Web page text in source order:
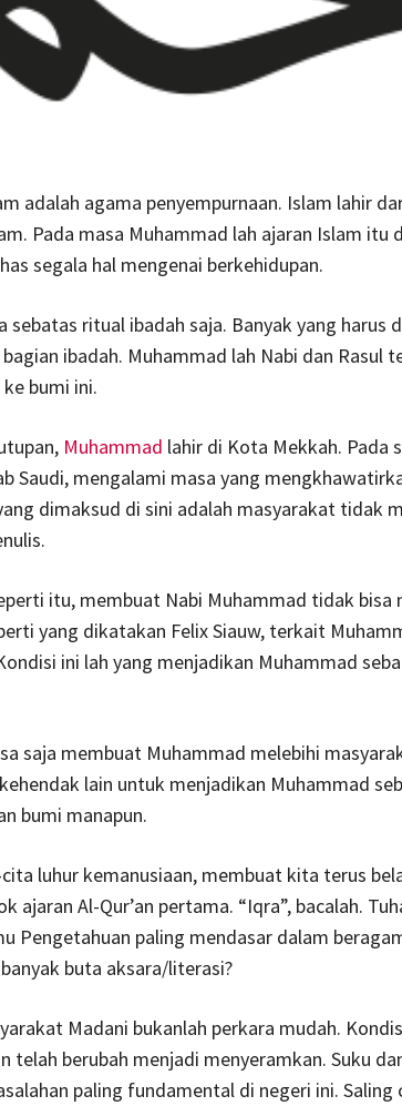
adalah agama penyempurnaan. Islam lahir
Pada masa Muhammad lah ajaran Islam itu
segala hal mengenai berkehidupan.
sebatas ritual ibadah saja. Banyak yang harus
ibadah. Muhammad lah Nabi dan Rasul
bumi ini.
Muhammad lahir di Kota Mekkah. Pada
Saudi, mengalami masa yang
dimaksud di sini adalah masyarakat tidak
itu, membuat Nabi Muhammad tidak bisa
yang dikatakan Felix Siauw, terkait
ini lah yang menjadikan Muhammad
saja membuat Muhammad melebihi
lain untuk menjadikan Muhammad
bumi manapun.
luhur kemanusiaan, membuat kita terus
ajaran Al-Qur’an pertama. “Iqra”, bacalah.
Pengetahuan paling mendasar dalam
buta aksara/literasi?
Madani bukanlah perkara mudah.
telah berubah menjadi menyeramkan. Suku
paling fundamental di negeri ini. Saling